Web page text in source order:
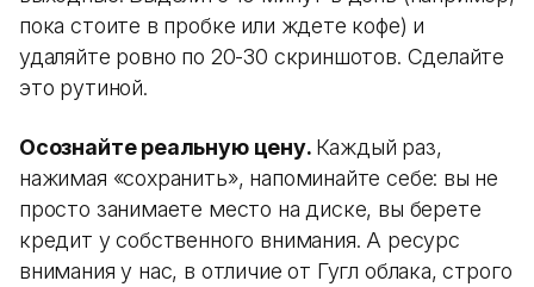
пока стоите в пробке или ждете кофе) и
удаляйте ровно по 20-30 скриншотов. Сделайте
это рутиной.
Осознайте реальную цену. Каждый раз,
нажимая «сохранить», напоминайте себе: вы не
просто занимаете место на диске, вы берете
кредит у собственного внимания. А ресурс
внимания у нас, в отличие от Гугл облака, строго